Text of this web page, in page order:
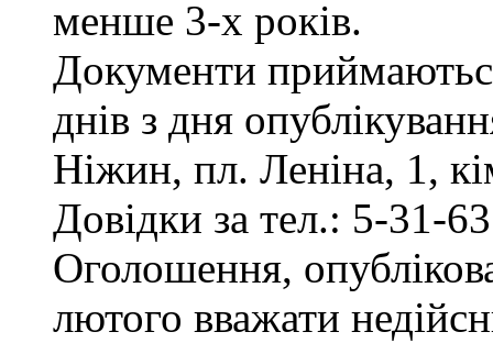
менше 3-х років.
Документи
днів з дня
Ніжин, пл. Леніна, 1,
Довідки за тел.: 5-31-
Оголошення,
лютого вважати